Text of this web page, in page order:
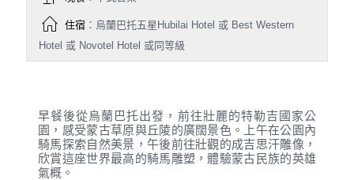
住宿：烏蘭巴托五星Hubilai Hotel 或 Best Western
Hotel 或 Novotel Hotel 或同等級
早餐後從烏蘭巴托出發，前往壯麗的特勒吉國家公
園，感受蒙古草原與丘陵的廣闊景色。上午在公園內
騎馬探索自然美景，午後前往壯觀的成吉思汗雕像，
欣賞這座世界最高的騎馬雕塑，體驗蒙古民族的英雄
氣概。